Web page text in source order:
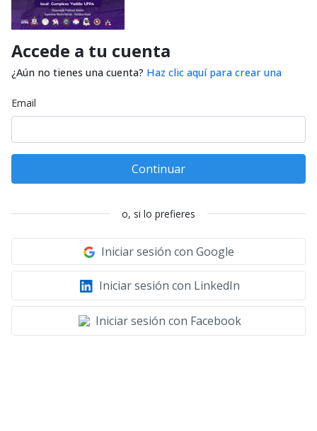
Accede a tu cuenta
¿Aún no tienes una cuenta? Haz clic aquí para crear una
Email
Continuar
o, si lo prefieres
Iniciar sesión con Google
Iniciar sesión con LinkedIn
Iniciar sesión con Facebook